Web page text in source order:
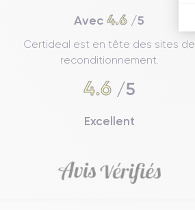
Avec4.6 /5
Certideal est en tête des sites de
reconditionnement.
4.6/5
Excellent